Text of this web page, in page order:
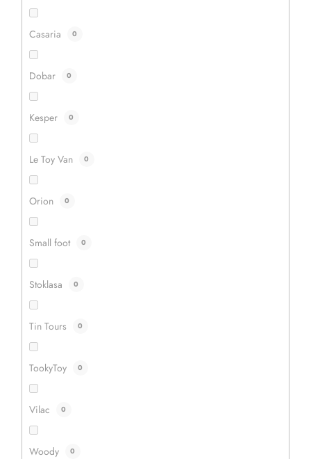
Casaria 0
Dobar 0
Kesper 0
Le Toy Van 0
Orion 0
Small foot 0
Stoklasa 0
Tin Tours 0
TookyToy 0
Vilac 0
Woody 0